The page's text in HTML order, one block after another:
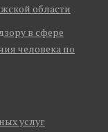
области
в сфере
человека по
услуг